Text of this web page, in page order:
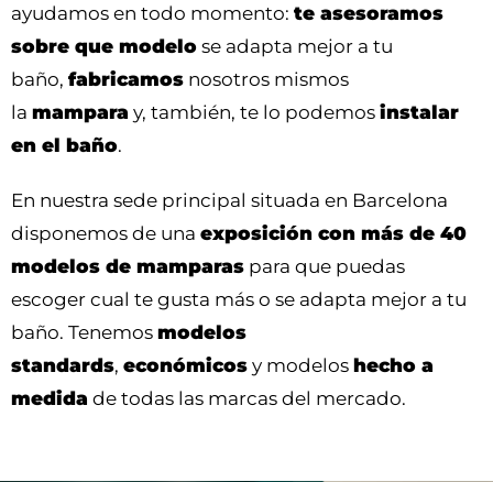
ayudamos en todo momento: te asesoramos
sobre que modelo se adapta mejor a tu
baño, fabricamos nosotros mismos
la mampara y, también, te lo podemos instalar
en el baño.
En nuestra sede principal situada en Barcelona
disponemos de una exposición con más de 40
modelos de mamparas para que puedas
escoger cual te gusta más o se adapta mejor a tu
baño. Tenemos modelos
standards, económicos y modelos hecho a
medida de todas las marcas del mercado.